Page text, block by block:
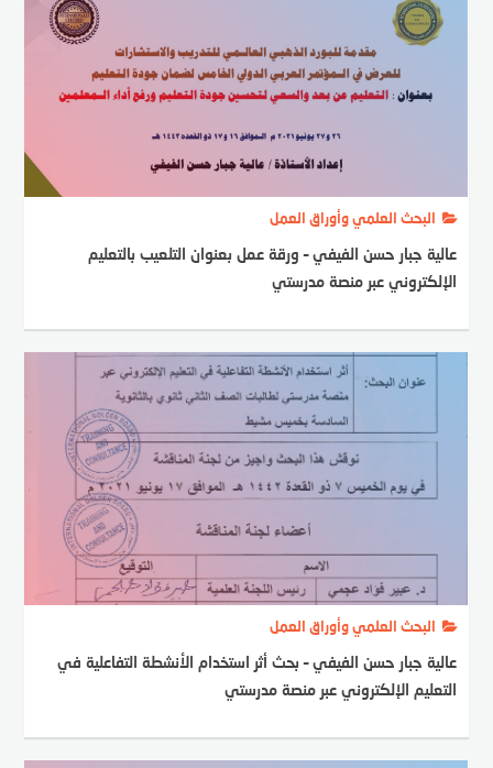
البحث العلمي وأوراق العمل
عالية جبار حسن الفيفي – ورقة عمل بعنوان التلعيب بالتعليم
الإلكتروني عبر منصة مدرستي
البحث العلمي وأوراق العمل
عالية جبار حسن الفيفي – بحث أثر استخدام الأنشطة التفاعلية في
التعليم الإلكتروني عبر منصة مدرستي